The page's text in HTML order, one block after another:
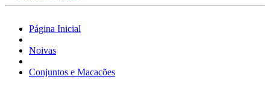
Página Inicial
Noivas
Conjuntos e Macacões